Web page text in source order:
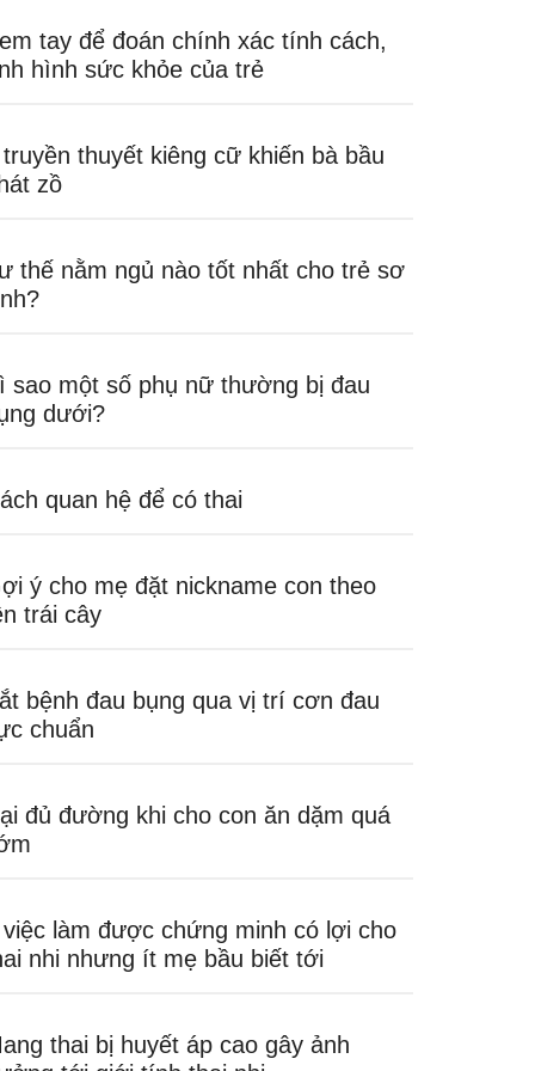
tay để đoán chính xác tính cách,
hình sức khỏe của trẻ
thuyết kiêng cữ khiến bà bầu
zồ
thế nằm ngủ nào tốt nhất cho trẻ sơ
sao một số phụ nữ thường bị đau
dưới?
quan hệ để có thai
ý cho mẹ đặt nickname con theo
trái cây
bệnh đau bụng qua vị trí cơn đau
chuẩn
đủ đường khi cho con ăn dặm quá
làm được chứng minh có lợi cho
nhi nhưng ít mẹ bầu biết tới
thai bị huyết áp cao gây ảnh